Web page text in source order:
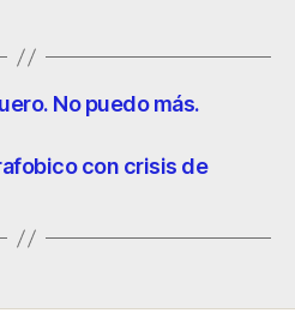
No puedo más.
con crisis de